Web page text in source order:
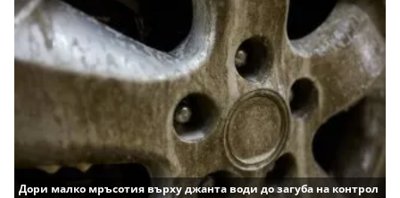
Дори малко мръсотия върху джанта води до загуба на контрол